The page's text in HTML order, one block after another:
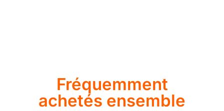
Fréquemment
achetés ensemble